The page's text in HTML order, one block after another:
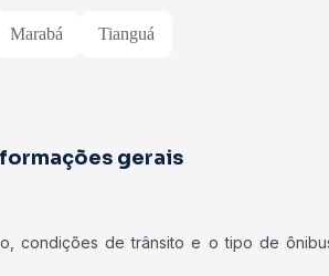
Marabá Tianguá
gerais
de trânsito e o tipo de